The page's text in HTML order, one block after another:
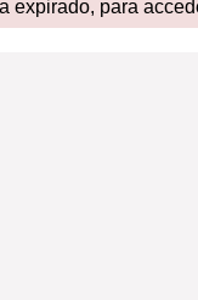
expirado, para